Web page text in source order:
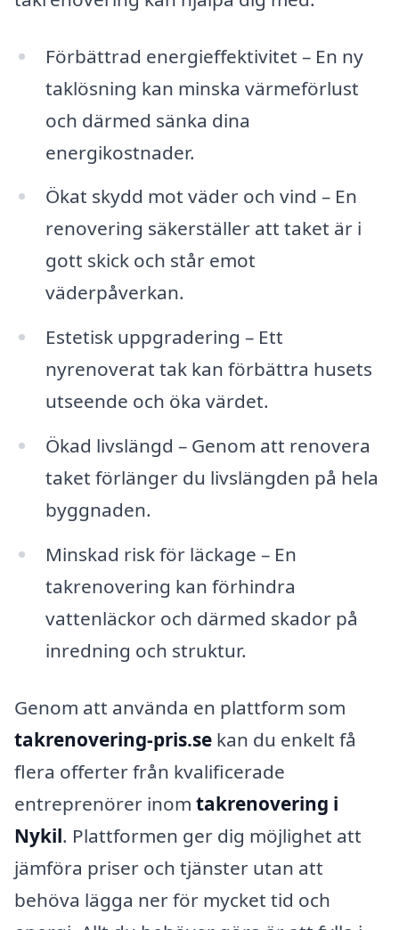
Förbättrad energieffektivitet – En ny
taklösning kan minska värmeförlust
och därmed sänka dina
energikostnader.
Ökat skydd mot väder och vind – En
renovering säkerställer att taket är i
gott skick och står emot
väderpåverkan.
Estetisk uppgradering – Ett
nyrenoverat tak kan förbättra husets
utseende och öka värdet.
Ökad livslängd – Genom att renovera
taket förlänger du livslängden på hela
byggnaden.
Minskad risk för läckage – En
takrenovering kan förhindra
vattenläckor och därmed skador på
inredning och struktur.
Genom att använda en plattform som
takrenovering-pris.se kan du enkelt få
flera offerter från kvalificerade
entreprenörer inom takrenovering i
Nykil. Plattformen ger dig möjlighet att
jämföra priser och tjänster utan att
behöva lägga ner för mycket tid och